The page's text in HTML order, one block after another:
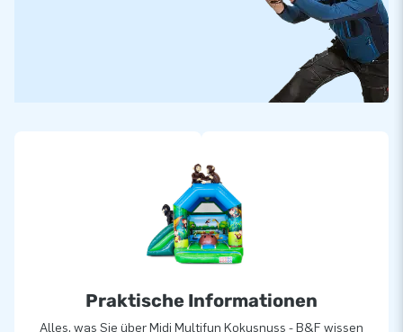
Praktische Informationen
Alles, was Sie über Midi Multifun Kokusnuss - B&F wissen